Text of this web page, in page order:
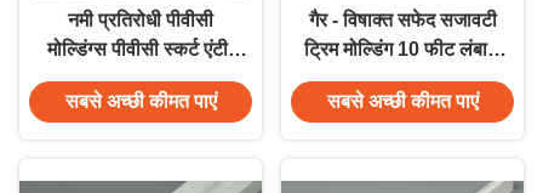
नमी प्रतिरोधी पीवीसी
मोल्डिंग्स पीवीसी स्कर्ट एंटी-
यूवी सुरक्षा के लिए लंबे समय
तक चलने वाला प्रदर्शन
सबसे अच्छी कीमत पाएं
गैर - विषाक्त सफेद सजावटी
ट्रिम मोल्डिंग 10 फीट लंबाई,
कोई Warping के साथ
सबसे अच्छी कीमत पाएं